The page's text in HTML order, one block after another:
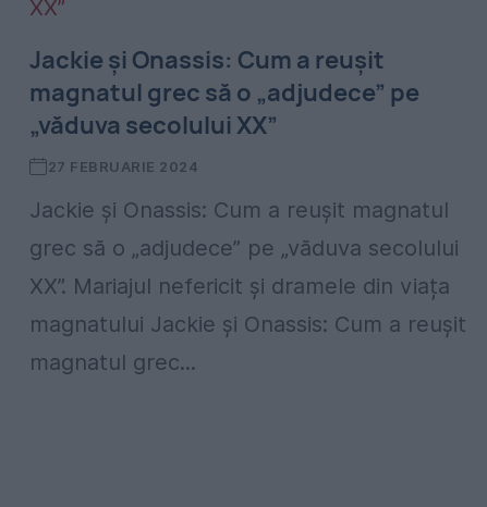
Jackie și Onassis: Cum a reușit
magnatul grec să o „adjudece” pe
„văduva secolului XX”
27 FEBRUARIE 2024
Jackie și Onassis: Cum a reușit magnatul
grec să o „adjudece” pe „văduva secolului
XX”. Mariajul nefericit și dramele din viața
magnatului Jackie și Onassis: Cum a reușit
magnatul grec...